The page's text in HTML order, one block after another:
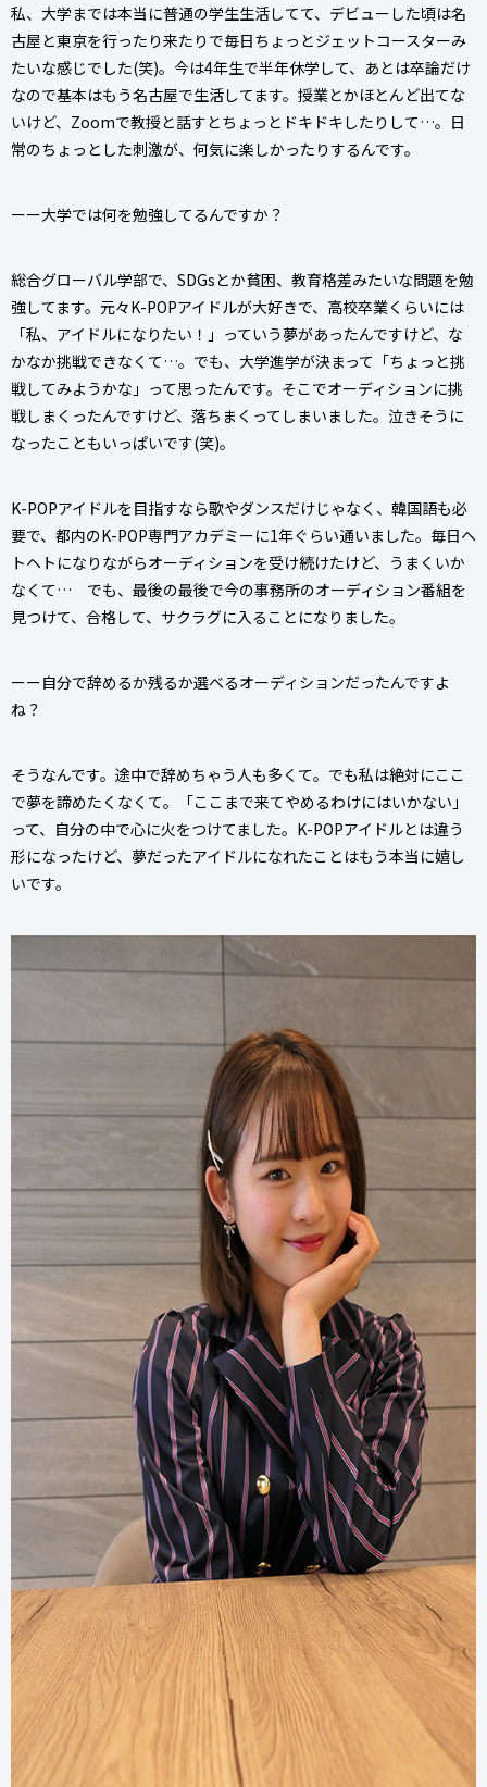
私、大学までは本当に普通の学生生活してて、デビューした頃は名
古屋と東京を行ったり来たりで毎日ちょっとジェットコースターみ
たいな感じでした(笑)。今は4年生で半年休学して、あとは卒論だけ
なので基本はもう名古屋で生活してます。授業とかほとんど出てな
いけど、Zoomで教授と話すとちょっとドキドキしたりして…。日
常のちょっとした刺激が、何気に楽しかったりするんです。
ーー大学では何を勉強してるんですか？
総合グローバル学部で、SDGsとか貧困、教育格差みたいな問題を勉
強してます。元々K-POPアイドルが大好きで、高校卒業くらいには
「私、アイドルになりたい！」っていう夢があったんですけど、な
かなか挑戦できなくて…。でも、大学進学が決まって「ちょっと挑
戦してみようかな」って思ったんです。そこでオーディションに挑
戦しまくったんですけど、落ちまくってしまいました。泣きそうに
なったこともいっぱいです(笑)。
K-POPアイドルを目指すなら歌やダンスだけじゃなく、韓国語も必
要で、都内のK-POP専門アカデミーに1年ぐらい通いました。毎日ヘ
トヘトになりながらオーディションを受け続けたけど、うまくいか
なくて… でも、最後の最後で今の事務所のオーディション番組を
見つけて、合格して、サクラグに入ることになりました。
ーー自分で辞めるか残るか選べるオーディションだったんですよ
ね？
そうなんです。途中で辞めちゃう人も多くて。でも私は絶対にここ
で夢を諦めたくなくて。「ここまで来てやめるわけにはいかない」
って、自分の中で心に火をつけてました。K-POPアイドルとは違う
形になったけど、夢だったアイドルになれたことはもう本当に嬉し
いです。